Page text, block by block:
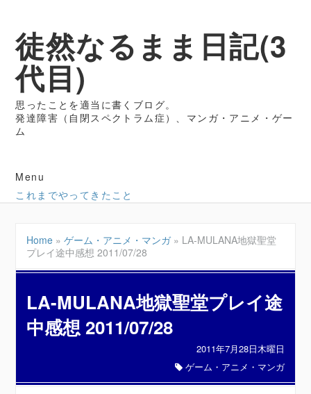
徒然なるまま日記(3
代目)
思ったことを適当に書くブログ。
発達障害（自閉スペクトラム症）、マンガ・アニメ・ゲー
ム
Menu
これまでやってきたこと
Home »ゲーム・アニメ・マンガ» LA-MULANA地獄聖堂
プレイ途中感想 2011/07/28
LA-MULANA地獄聖堂プレイ途
中感想 2011/07/28
2011年7月28日木曜日
ゲーム・アニメ・マンガ